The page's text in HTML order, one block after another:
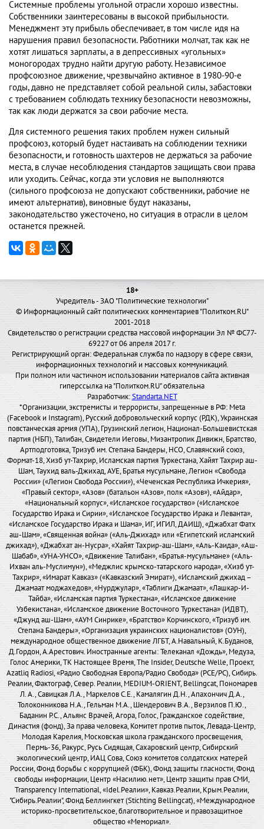
Системные проблемы угольной отрасли хорошо известны.
Собственники заинтересованы в высокой прибыльности.
Менеджмент эту прибыль обеспечивает, в том числе идя на
нарушения правил безопасности. Работники молчат, так как не
хотят лишаться зарплаты, а в депрессивных «угольных»
моногородах трудно найти другую работу. Независимое
профсоюзное движение, чрезвычайно активное в 1980-90-е
годы, давно не представляет собой реальной силы, забастовки
с требованием соблюдать технику безопасности невозможны,
так как люди держатся за свои рабочие места.
Для системного решения таких проблем нужен сильный
профсоюз, который будет настаивать на соблюдении техники
безопасности, и готовность шахтеров не держаться за рабочие
места, в случае несоблюдения стандартов защищать свои права
или уходить. Сейчас, когда эти условия не выполняются
(сильного профсоюза не допускают собственники, рабочие не
имеют альтернатив), виновные будут наказаны,
законодательство ужесточено, но ситуация в отрасли в целом
останется прежней.
18+
Учредитель - ЗАО "Политические технологии"
© Информационный сайт политических комментариев "Политком.RU"
2001-2018
Свидетельство о регистрации средства массовой информации Эл № ФС77-
69227 от 06 апреля 2017 г.
Регистрирующий орган: Федеральная служба по надзору в сфере связи,
информационных технологий и массовых коммуникаций.
При полном или частичном использовании материалов сайта активная
гиперссылка на "Политком.RU" обязательна
Разработчик:Standarta.NET
*Организации, экстремисты и террористы, запрещенные в РФ: Meta
(Facebook и Instagram), Русский добровольческий корпус (РДК), Украинская
повстанческая армия (УПА), Грузинский легион, Национал-Большевистская
партия (НБП), Талибан, Свидетели Иеговы, Мизантропик Дивижн, Братство,
Артподготовка, Тризуб им. Степана Бандеры, НСО, Славянский союз,
Формат-18, Хизб ут-Тахрир, Исламская партия Туркестана, Хайят Тахрир аш-
Шам, Таухид валь-Джихад, АУЕ, Братья мусульмане, Легион «Свобода
России» («Легион Свобода России»), «Чеченская Республика Ичкерия»,
«Правый сектор», «Азов» (батальон «Азов», полк «Азов»), «Айдар»,
«Национальный корпус», «Исламское государство» («Исламское
Государство Ирака и Сирии», «Исламское Государство Ирака и Леванта»,
«Исламское Государство Ирака и Шама», ИГ, ИГИЛ, ДАИШ), «Джабхат Фатх
аш-Шам», «Священная война» («Аль-Джихад» или «Египетский исламский
джихад»), «Джабхат ан-Нусра», «Хайят Тахрир-аш-Шам», «Аль-Каида», «Аш-
Шабаб», «УНА-УНСО», «Движение Талибан», «Братья-мусульмане» («Аль-
Ихван аль-Муслимун»), «Меджлис крымско-татарского народа», «Хизб ут-
Тахрир», «Имарат Кавказ» («Кавказский Эмират»), «Исламский джихад –
Джамаат моджахедов», «Нурджулар», «Таблиги Джамаат», «Лашкар-И-
Тайба», «Исламская партия Туркестана», «Исламское движение
Узбекистана», «Исламское движение Восточного Туркестана» (ИДВТ),
«Джунд аш-Шам», «АУМ Синрике», «Братство» Корчинского, «Тризуб им.
Степана Бандеры», «Организация украинских националистов» (ОУН),
международное общественное движение ЛГБТ, А.Навальный, К.Буданов,
Д.Гордон, А.Арестович. Иностранные агенты: Телеканал «Дождь», Медуза,
Голос Америки, ТК Настоящее Время, The Insider, Deutsche Welle, Проект,
Azatliq Radiosi, «Радио Свободная Европа/Радио Свобода» (PCE/PC), Сибирь.
Реалии, Фактограф, Север. Реалии, MEDIUM-ORIENT, Bellingcat, Пономарев
Л. А., Савицкая Л.А., Маркелов С.Е., Камалягин Д.Н., Апахончич Д.А.,
Толоконникова Н.А., Гельман М.А., Шендерович В.А., Верзилов П.Ю.,
Баданин Р.С., Альянс Врачей, Агора, Голос, Гражданское содействие,
Династия (фонд), За права человека, Комитет против пыток, Левада-Центр,
Молодая Карелия, Московская школа гражданского просвещения,
Пермь-36, Ракурс, Русь Сидящая, Сахаровский центр, Сибирский
экологический центр, ИАЦ Сова, Союз комитетов солдатских матерей
России, Фонд борьбы с коррупцией (ФБК), Фонд защиты гласности, Фонд
свободы информации, Центр «Насилию.нет», Центр защиты прав СМИ,
Transparency International, «Idel.Реалии», Кавказ.Реалии, Крым.Реалии,
"Сибирь.Реалии", Фонд Беллингкет (Stichting Bellingcat), «Международное
историко-просветительское, благотворительное и правозащитное
общество «Мемориал».